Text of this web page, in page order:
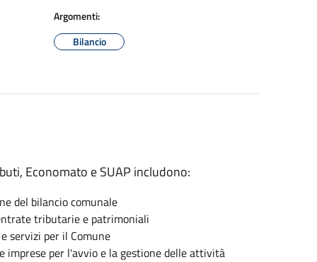
Argomenti:
Bilancio
Economato e SUAP includono:
del bilancio comunale
tributarie e patrimoniali
servizi per il Comune
imprese per l'avvio e la gestione delle attività